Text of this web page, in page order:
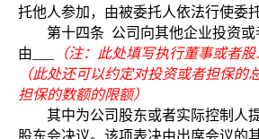
托他人参加，由被委托人依法行使委
第十四条 公司向其他企业投资或
由
（注：此处填写执行董事或者股
（此处还可以约定对投资或者担保的
担保的数额的限额）
其中为公司股东或者实际控制人
股东会决议。该项表决由出席会议的